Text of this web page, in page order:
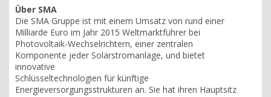
Über SMA
Die SMA Gruppe ist mit einem Umsatz von rund einer
Milliarde Euro im Jahr 2015 Weltmarktführer bei
Photovoltaik-Wechselrichtern, einer zentralen
Komponente jeder Solarstromanlage, und bietet
innovative
Schlüsseltechnologien für künftige
Energieversorgungsstrukturen an. Sie hat ihren Hauptsitz